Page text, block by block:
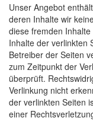
Unser Angebot
deren Inhalte wir
diese fremden
Inhalte der verlinkten
Betreiber der Seiten
zum Zeitpunkt der
überprüft.
Verlinkung nicht
der verlinkten Seiten
einer